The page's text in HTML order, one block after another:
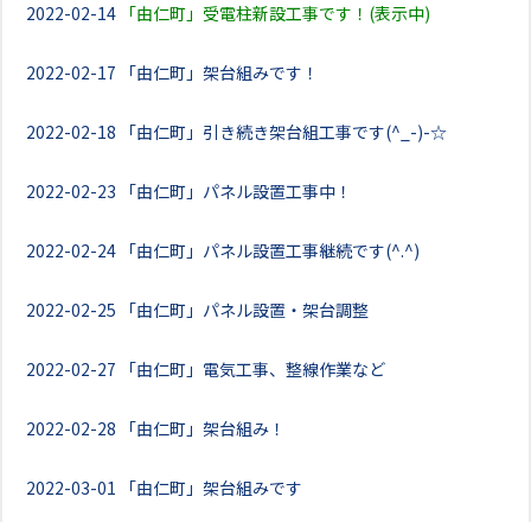
2022-02-14 「由仁町」受電柱新設工事です！(表示中)
2022-02-17 「由仁町」架台組みです！
2022-02-18 「由仁町」引き続き架台組工事です(^_-)-☆
2022-02-23 「由仁町」パネル設置工事中！
2022-02-24 「由仁町」パネル設置工事継続です(^.^)
2022-02-25 「由仁町」パネル設置・架台調整
2022-02-27 「由仁町」電気工事、整線作業など
2022-02-28 「由仁町」架台組み！
2022-03-01 「由仁町」架台組みです